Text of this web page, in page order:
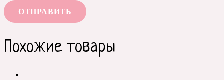
Похожие товары